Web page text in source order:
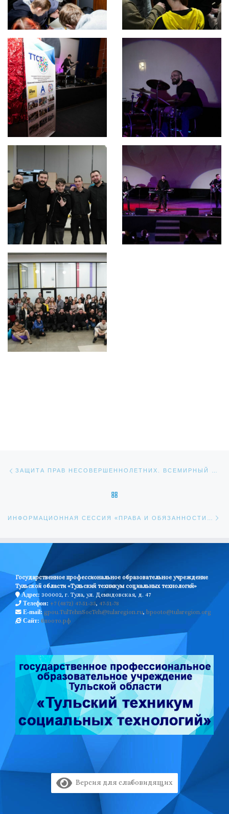
ЗАЩИТА ПРАВ НЕСОВЕРШЕННОЛЕТНИХ. ВСЕМИРНЫЙ ДЕНЬ РЕБЕНКА
Государственное профессиональное образовательное учреждение
Тульской области «Тульский техникум социальных технологий»
Адрес: 300002, г. Тула, ул. Демидовская, д. 47
Телефон: +7 (4872) 47-51-35, 47-51-78
E-mail: gpou.TulTehnSocTeh@tularegion.ru, bpooto@tularegion.org
Сайт: бпоото.рф
Версия для слабовидящих